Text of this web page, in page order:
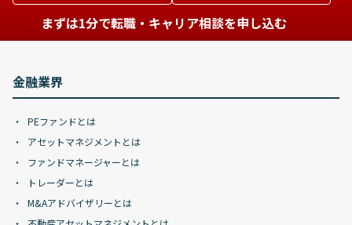
まずは1分で転職・キャリア相談を申し込む
金融業界
PEファンドとは
アセットマネジメントとは
ファンドマネージャーとは
トレーダーとは
M&Aアドバイザリーとは